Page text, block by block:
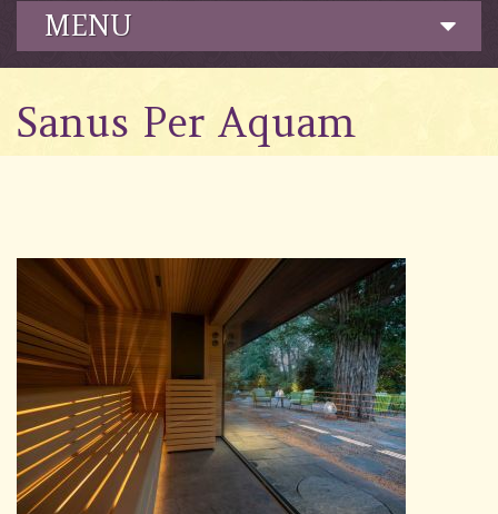
MENU
Hôtel
Gastronomie
Carona
Forfaits
Galerie photo
#villacarona
Sanus Per Aquam